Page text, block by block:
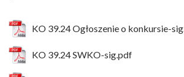
KO 39.24 Ogłoszenie o konkursie-
KO 39.24 SWKO-sig.pdf